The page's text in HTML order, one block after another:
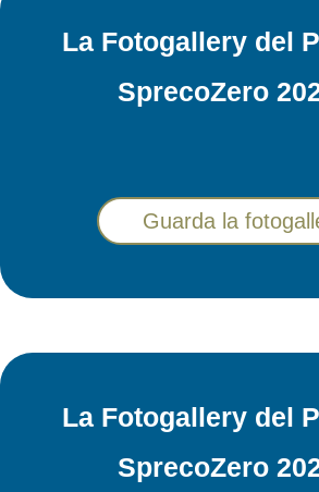
La Fotogallery del
SprecoZero
Guarda la
La Fotogallery del
SprecoZero